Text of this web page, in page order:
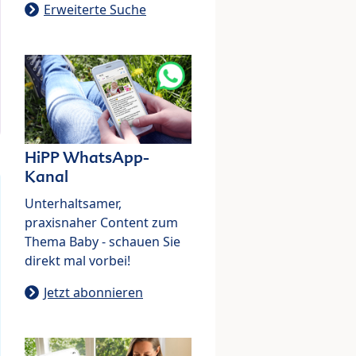
Erweiterte Suche
HiPP WhatsApp-
Kanal
Unterhaltsamer,
praxisnaher Content zum
Thema Baby - schauen Sie
direkt mal vorbei!
Jetzt abonnieren